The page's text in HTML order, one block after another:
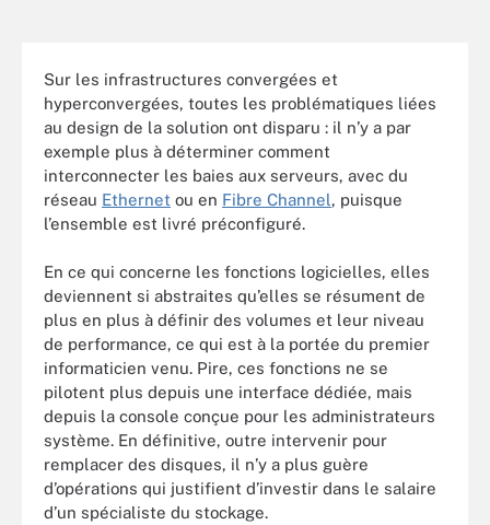
Sur les infrastructures convergées et
hyperconvergées, toutes les problématiques liées
au design de la solution ont disparu : il n’y a par
exemple plus à déterminer comment
interconnecter les baies aux serveurs, avec du
réseau Ethernet ou en Fibre Channel, puisque
l’ensemble est livré préconfiguré.
En ce qui concerne les fonctions logicielles, elles
deviennent si abstraites qu’elles se résument de
plus en plus à définir des volumes et leur niveau
de performance, ce qui est à la portée du premier
informaticien venu. Pire, ces fonctions ne se
pilotent plus depuis une interface dédiée, mais
depuis la console conçue pour les administrateurs
système. En définitive, outre intervenir pour
remplacer des disques, il n’y a plus guère
d’opérations qui justifient d’investir dans le salaire
d’un spécialiste du stockage.